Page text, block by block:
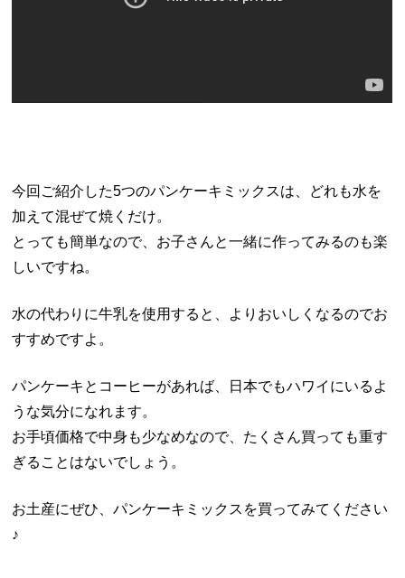
今回ご紹介した5つのパンケーキミックスは、どれも水を
加えて混ぜて焼くだけ。
とっても簡単なので、お子さんと一緒に作ってみるのも楽
しいですね。
水の代わりに牛乳を使用すると、よりおいしくなるのでお
すすめですよ。
パンケーキとコーヒーがあれば、日本でもハワイにいるよ
うな気分になれます。
お手頃価格で中身も少なめなので、たくさん買っても重す
ぎることはないでしょう。
お土産にぜひ、パンケーキミックスを買ってみてください
♪